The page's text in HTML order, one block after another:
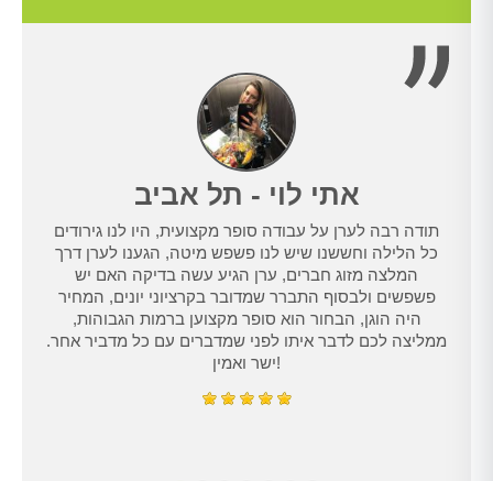
אתי לוי - תל אביב
תודה רבה לערן על עבודה סופר מקצועית, היו לנו גירודים
כל הלילה וחששנו שיש לנו פשפש מיטה, הגענו לערן דרך
המלצה מזוג חברים, ערן הגיע עשה בדיקה האם יש
פשפשים ולבסוף התברר שמדובר בקרציוני יונים, המחיר
היה הוגן, הבחור הוא סופר מקצוען ברמות הגבוהות,
ממליצה לכם לדבר איתו לפני שמדברים עם כל מדביר אחר.
ישר ואמין!